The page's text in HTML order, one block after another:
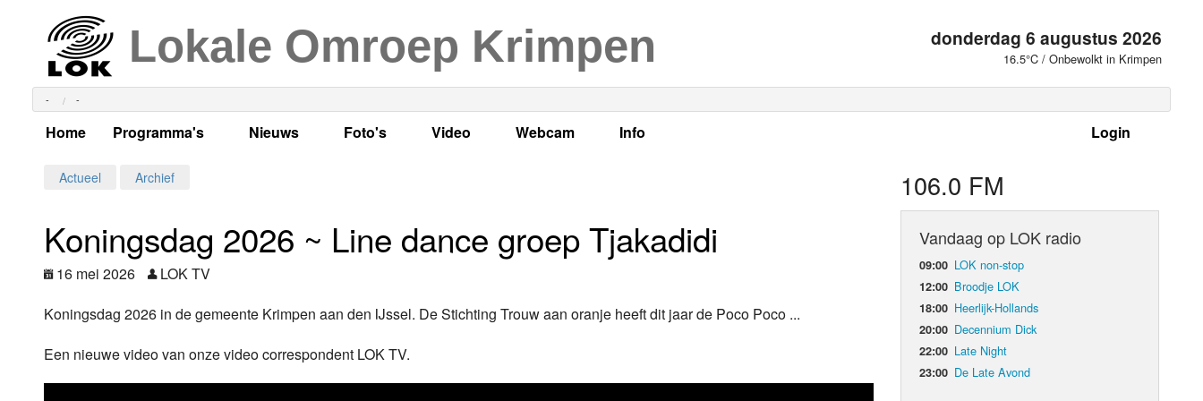
Lokale Omroep Krimpen donderdag 6 augustus 2026
16.5°C / Onbewolkt in Krimpen
- -
Login
Home Programma's
Alle dagen
Per dag
Maandag
Nieuws
Kabelkrant
Foto's
Programma's
Video
Video Krimpen aan den IJssel
Webcam Info
Persberichten
Actueel Archief
Koningsdag 2026 ~ Line dance groep Tjakadidi
16 mei 2026
LOK TV
Koningsdag 2026 in de gemeente Krimpen aan den IJssel. De Stichting Trouw aan oranje heeft dit jaar de Poco Poco ...
Een nieuwe video van onze video correspondent LOK TV.
106.0 FM
Vandaag op LOK radio
09:00 LOK non-stop
12:00 Broodje LOK
18:00 Heerlijk-Hollands
20:00 Decennium Dick
22:00 Late Night
23:00 De Late Avond